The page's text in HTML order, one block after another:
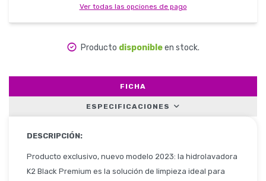
Ver todas las opciones de pago
Producto disponibleen stock.
FICHA
ESPECIFICACIONES
DESCRIPCIÓN:
Producto exclusivo, nuevo modelo 2023: la hidrolavadora
K2 Black Premium es la solución de limpieza ideal para
Ropa y Accesorios
Seguridad